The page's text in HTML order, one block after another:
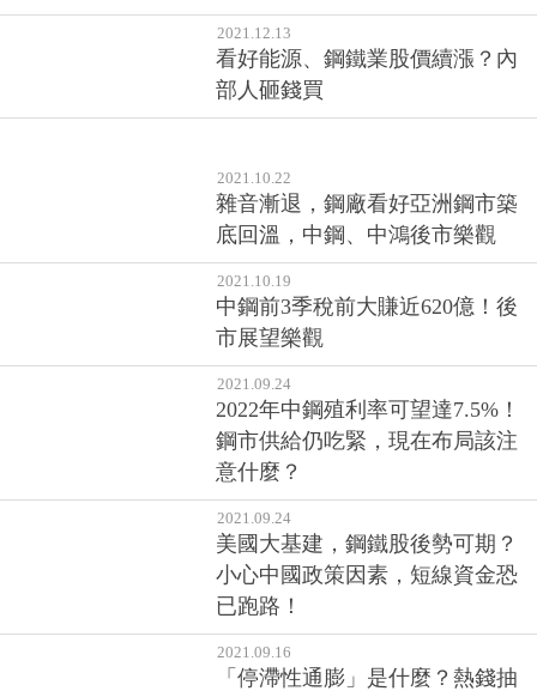
2021.12.13
看好能源、鋼鐵業股價續漲？內
部人砸錢買
2021.10.22
雜音漸退，鋼廠看好亞洲鋼市築
底回溫，中鋼、中鴻後市樂觀
2021.10.19
中鋼前3季稅前大賺近620億！後
市展望樂觀
2021.09.24
2022年中鋼殖利率可望達7.5%！
鋼市供給仍吃緊，現在布局該注
意什麼？
2021.09.24
美國大基建，鋼鐵股後勢可期？
小心中國政策因素，短線資金恐
已跑路！
2021.09.16
「停滯性通膨」是什麼？熱錢抽